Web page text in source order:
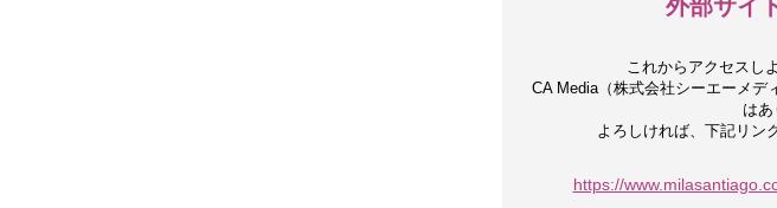
外部サイ
これからアクセスし
CA Media（株式会社シーエーメデ
はあ
よろしければ、下記リン
https://